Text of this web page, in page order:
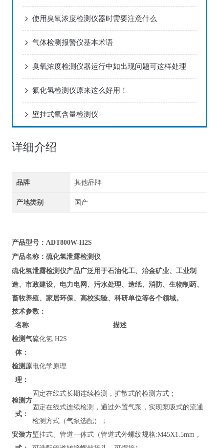
使用臭氧浓度检测仪器时需要注意什么
气体检测报警仪基本术语
臭氧浓度检测仪器运行中如出现问题可这样处理
氟化氢检测仪原来这么好用！
壁挂式氧含量检测仪
详细介绍
品牌 其他品牌
产地类别 国产
产品型号：ADT800W-H2S
产品名称： 硫化氢泄露检测仪
硫化氢泄露检测仪产品广泛用于石油化工、治金矿业、工业制
造、市政建设、电力电网、污水处理、造纸、消防、生物制药、
畜牧养殖、家居环保、高校实验、科研单位等各个领域。
技术参数：
名称
描述
检测气
体：
硫化氢 H2S
检测原
理：
电化学原理
检测方
式：
固定在线式长期连续检测，扩散式的检测方式；
固定在线式连续检测，通过外置气泵，实现泵吸式的流通
检测方式（气泵选配）；
安装方壁挂式、管道一体式（管道式外螺纹规格:M45X1.5mm，